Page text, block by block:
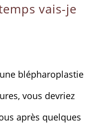
vais-je
blépharoplastie
vous devriez
après quelques